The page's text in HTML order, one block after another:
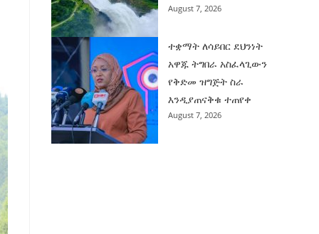
August 7, 2026
ተቋማት ለሳይበር ደህንነት
አዋጁ ትግበራ አስፈላጊውን
የቅድመ ዝግጅት ስራ
እንዲያጠናቅቁ ተጠየቀ
August 7, 2026